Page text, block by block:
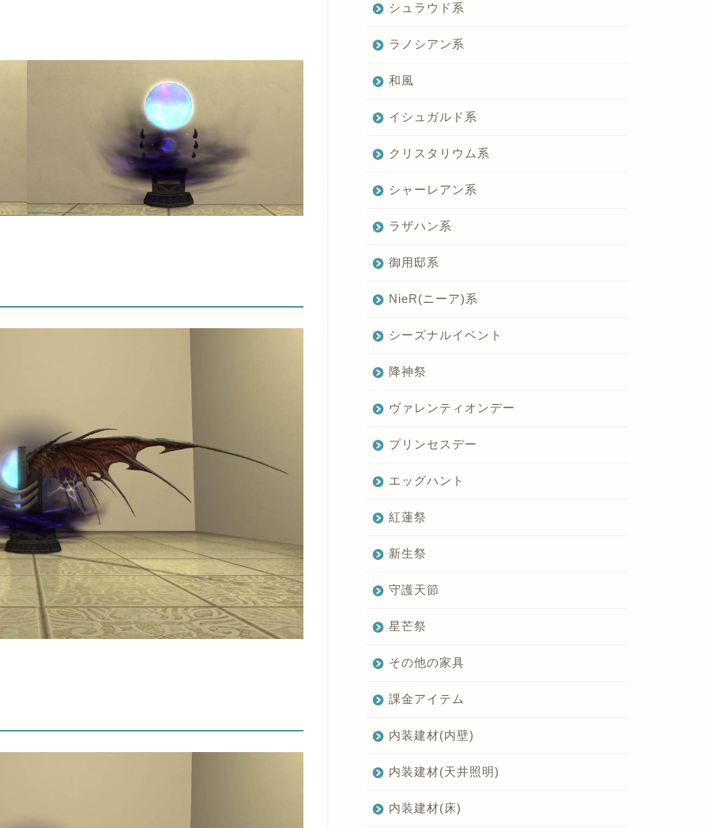
シュラウド系
ラノシアン系
和風
イシュガルド系
クリスタリウム系
シャーレアン系
ラザハン系
御用邸系
NieR(ニーア)系
シーズナルイベント
降神祭
ヴァレンティオンデー
プリンセスデー
エッグハント
紅蓮祭
新生祭
守護天節
星芒祭
その他の家具
課金アイテム
内装建材(内壁)
内装建材(天井照明)
内装建材(床)